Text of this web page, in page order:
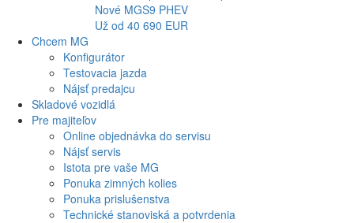
Nové MGS9 PHEV
Už od 40 690 EUR
Chcem MG
Konfigurátor
Testovacia jazda
Nájsť predajcu
Skladové vozidlá
Pre majiteľov
Online objednávka do servisu
Nájsť servis
Istota pre vaše MG
Ponuka zimných kolies
Ponuka prislušenstva
Technické stanoviská a potvrdenia